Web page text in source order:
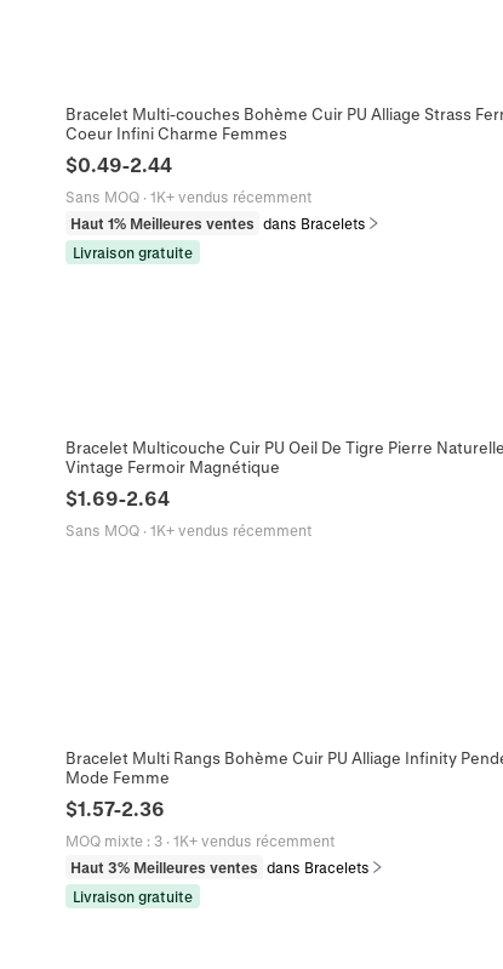
Bracelet Multi-couches Bohème Cuir PU Alliage Strass
Coeur Infini Charme Femmes
$0.49-2.44
Sans MOQ· 1K+ vendus récemment
Haut 1% Meilleures ventes dans Bracelets
Livraison gratuite
Bracelet Multicouche Cuir PU Oeil De Tigre Pierre
Vintage Fermoir Magnétique
$1.69-2.64
Sans MOQ· 1K+ vendus récemment
Bracelet Multi Rangs Bohème Cuir PU Alliage Infinity
Mode Femme
$1.57-2.36
MOQ mixte: 3· 1K+ vendus récemment
Haut 3% Meilleures ventes dans Bracelets
Livraison gratuite